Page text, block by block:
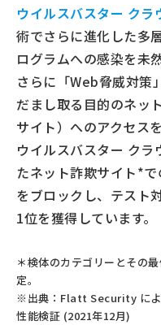
ウイルスバスター ク
術でさらに進化した多
ログラムへの感染を未
さらに「Web脅威対策
だまし取る目的のネッ
サイト）へのアクセス
ウイルスバスター クラ
たネット詐欺サイト*
をブロックし、テスト
1位を獲得しています。
＊検体のカテゴリーとその
定。
※出典：Flatt Security によ
性能検証 (2021年12⽉)